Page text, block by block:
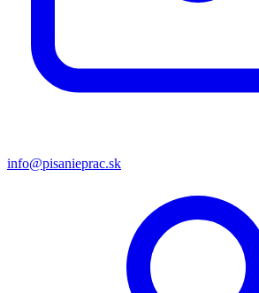
info@pisanieprac.sk